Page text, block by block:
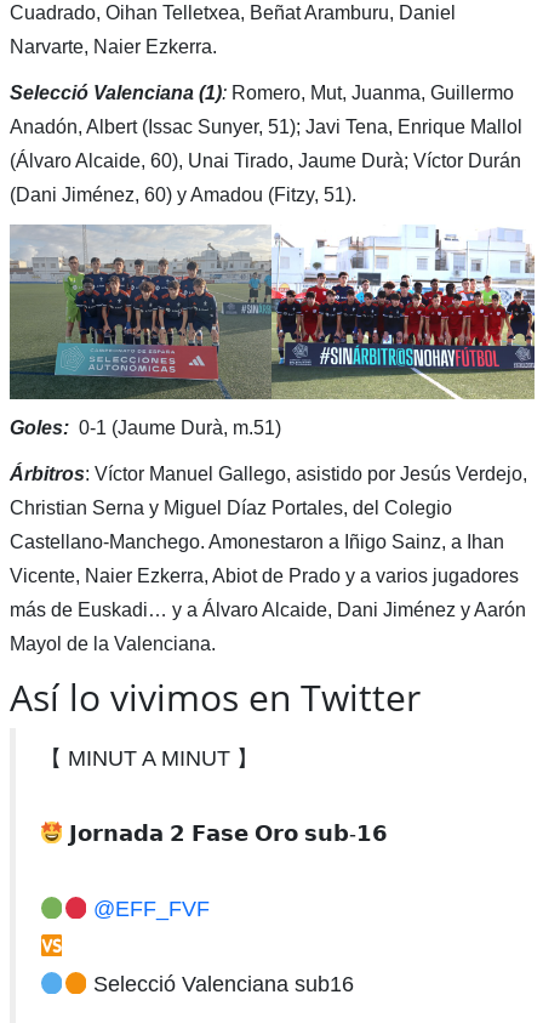
Cuadrado, Oihan Telletxea, Beñat Aramburu, Daniel
Narvarte, Naier Ezkerra.
Selecció Valenciana (1):Romero, Mut, Juanma, Guillermo
Anadón, Albert (Issac Sunyer, 51); Javi Tena, Enrique Mallol
(Álvaro Alcaide, 60), Unai Tirado, Jaume Durà; Víctor Durán
(Dani Jiménez, 60) y Amadou (Fitzy, 51).
Goles:0-1 (Jaume Durà, m.51)
Árbitros: Víctor Manuel Gallego, asistido por Jesús Verdejo,
Christian Serna y Miguel Díaz Portales, del Colegio
Castellano-Manchego. Amonestaron a Iñigo Sainz, a Ihan
Vicente, Naier Ezkerra, Abiot de Prado y a varios jugadores
más de Euskadi… y a Álvaro Alcaide, Dani Jiménez y Aarón
Mayol de la Valenciana.
Así lo vivimos en Twitter
【 MINUT A MINUT 】
𝗝𝗼𝗿𝗻𝗮𝗱𝗮 𝟮 𝗙𝗮𝘀𝗲 𝗢𝗿𝗼 𝘀𝘂𝗯-𝟭𝟲
@EFF_FVF
Selecció Valenciana sub16